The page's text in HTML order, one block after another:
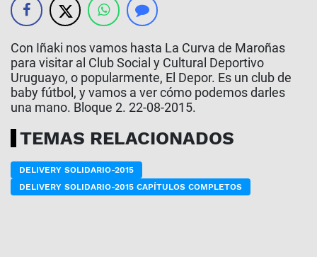
Con Iñaki nos vamos hasta La Curva de Maroñas
para visitar al Club Social y Cultural Deportivo
Uruguayo, o popularmente, El Depor. Es un club de
baby fútbol, y vamos a ver cómo podemos darles
una mano. Bloque 2. 22-08-2015.
TEMAS RELACIONADOS
DELIVERY SOLIDARIO-2015
DELIVERY SOLIDARIO-2015 CAPÍTULOS COMPLETOS